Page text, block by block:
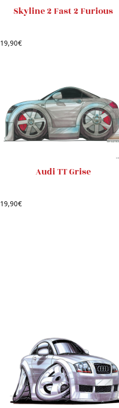
Skyline 2 Fast 2 Furious
19,90€
Audi TT Grise
19,90€